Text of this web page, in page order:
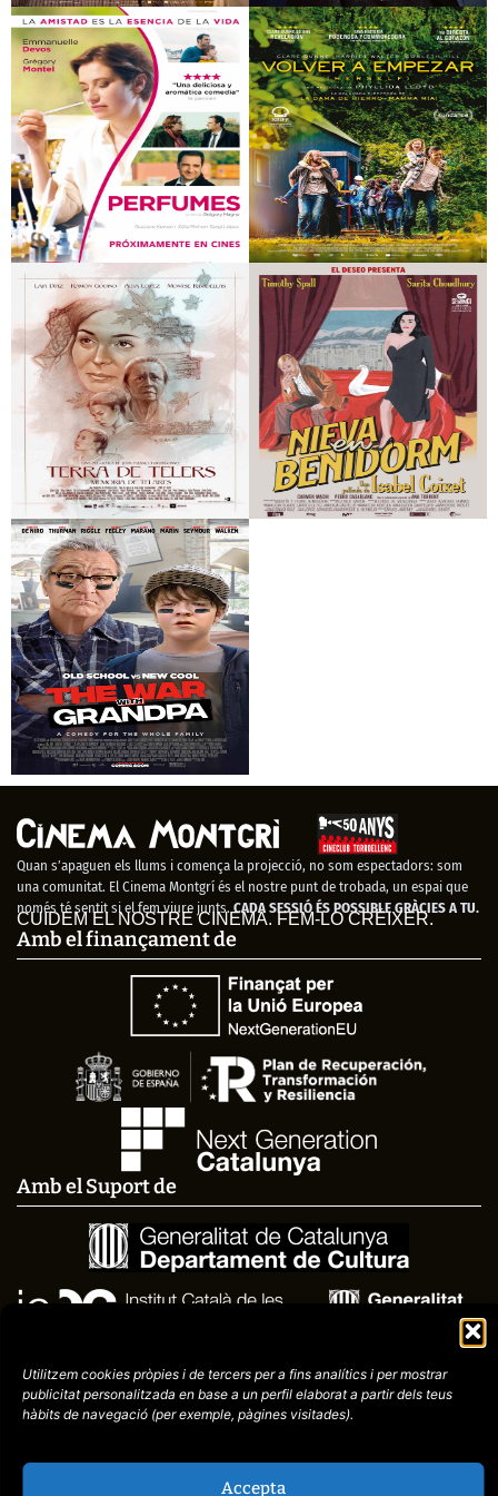
Utilitzem cookies pròpies i de tercers per a fins analítics i per mostrar
publicitatpersonalitzada en base a un perfil elaborat a partir dels teus
hàbits de navegació (perexemple, pàgines visitades).
Accepta
El verano que
vivimos
El Padre
Perfumes Volver a empezar
Terra de Telers
abuelo
Quan s’apaguen els llums i comença la projecció, no som espectadors: som
una comunitat. El Cinema Montgrí és el nostre punt de trobada, un espai que
només té sentit si el fem viure junts. CADA SESSIÓ ÉS POSSIBLE GRÀCIES A TU.
CUIDEM EL NOSTRE CINEMA. FEM-LO CRÉIXER.
Amb el finançament de
Amb el Suport de